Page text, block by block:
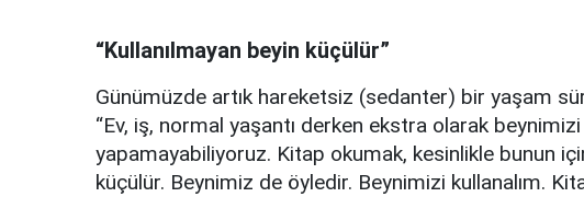
“Kullanılmayan beyin küçülür”
Günümüzde artık hareketsiz (sedanter) bir yaşam
“Ev, iş, normal yaşantı derken ekstra olarak
yapamayabiliyoruz. Kitap okumak, kesinlikle bunun
küçülür. Beynimiz de öyledir. Beynimizi kullanalım.